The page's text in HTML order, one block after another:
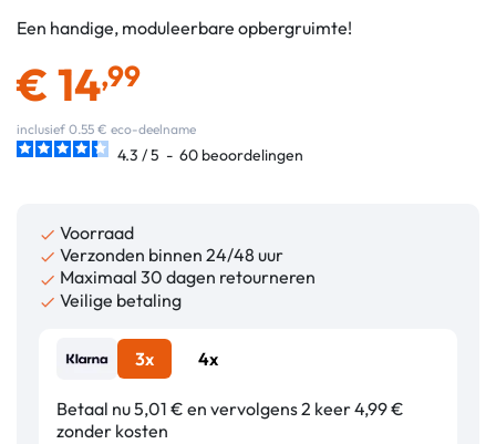
Een handige, moduleerbare opbergruimte!
€ 14,99
inclusief 0.55 € eco-deelname
4.3 /5 - 60 beoordelingen
 Voorraad
 Verzonden binnen 24/48 uur
 Maximaal 30 dagen retourneren
 Veilige betaling
3x 4x
Betaal nu 5,01 € en vervolgens 2 keer 4,99 €
zonder kosten